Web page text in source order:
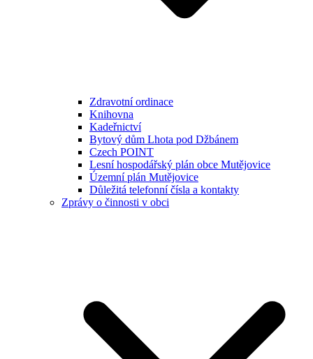
Zdravotní ordinace
Knihovna
Kadeřnictví
Bytový dům Lhota pod Džbánem
Czech POINT
Lesní hospodářský plán obce Mutějovice
Územní plán Mutějovice
Důležitá telefonní čísla a kontakty
Zprávy o činnosti v obci